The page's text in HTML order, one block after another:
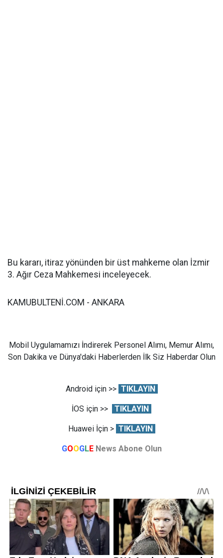
Bu kararı, itiraz yönünden bir üst mahkeme olan İzmir
3. Ağır Ceza Mahkemesi inceleyecek.
KAMUBULTENİ.COM - ANKARA
Mobil Uygulamamızı İndirerek Personel Alımı, Memur Alımı,
Son Dakika ve Dünya'daki Haberlerden İlk Siz Haberdar Olun
Android için >> TIKLAYIN
İOS için >> TIKLAYIN
Huawei İçin > TIKLAYIN
GOOGLE News Abone Olun